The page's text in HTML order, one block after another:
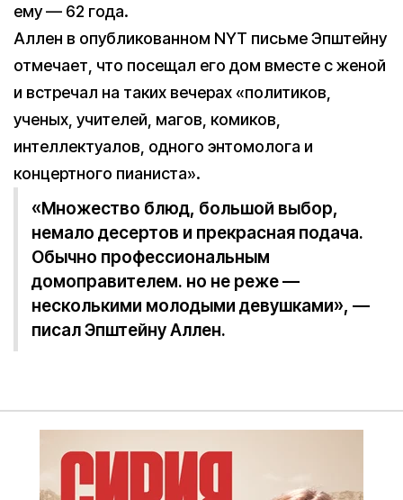
ему — 62 года.
Аллен в опубликованном NYT письме Эпштейну
отмечает, что посещал его дом вместе с женой
и встречал на таких вечерах «политиков,
ученых, учителей, магов, комиков,
интеллектуалов, одного энтомолога и
концертного пианиста».
«Множество блюд, большой выбор,
немало десертов и прекрасная подача.
Обычно профессиональным
домоправителем. но не реже —
несколькими молодыми девушками», —
писал Эпштейну Аллен.